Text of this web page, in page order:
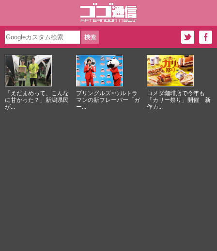
「えだまめって、こんな
に甘かった？」新潟県民
が...
プリングルズ×ウルトラ
マンの新フレーバー「ガ
ー...
コメダ珈琲店で今年も
「カリー祭り」開催 新
作カ...